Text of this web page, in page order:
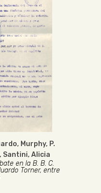
, Murphy, P.
, Santini, Alicia
en la B. B. C.
Torner, entre